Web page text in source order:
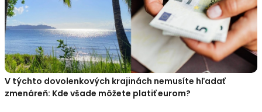
V týchto dovolenkových krajinách nemusíte hľadať
zmenáreň: Kde všade môžete platiť eurom?